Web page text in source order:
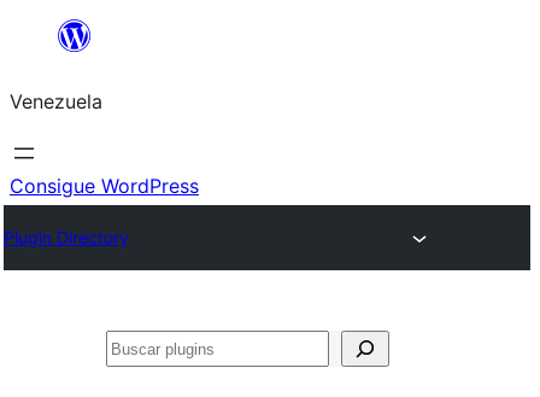
Saltar
contenido
Venezuela
Consigue WordPress
Plugin Directory
Buscar